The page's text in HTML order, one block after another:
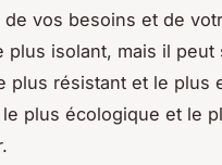
vos besoins et de
plus isolant, mais il
plus résistant et le
plus écologique et le